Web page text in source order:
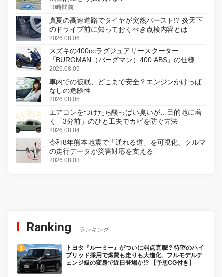
10時間前
真夏の高速道路でタイヤが突然バースト!? 炎天下
のドライブ前に知っておくべき点検内容とは
2026.08.06
スズキの400ccラグジュアリースクーター
「BURGMAN（バーグマン）400 ABS」の仕様を
変更し、8月18日に発売
2026.08.05
車内での仮眠、どこまで安全？エンジンかけっぱ
なしの危険性
2026.08.05
エアコンをつけたら酸っぱい臭いが…目的地に着
く「3分前」のひと工夫でカビを防ぐ方法
2026.08.04
令和8年熊本地震で「通れる道」を可視化、クルマ
の走行データが災害対応を支える
2026.08.03
Ranking ランキング
トヨタ『ルーミー』がついに弱点克服!? 待望のハイ
ブリッド採用で燃費も走りも大進化、フルモデルチ
ェンジ級の変身で近日登場か!? 【予想CG付き】